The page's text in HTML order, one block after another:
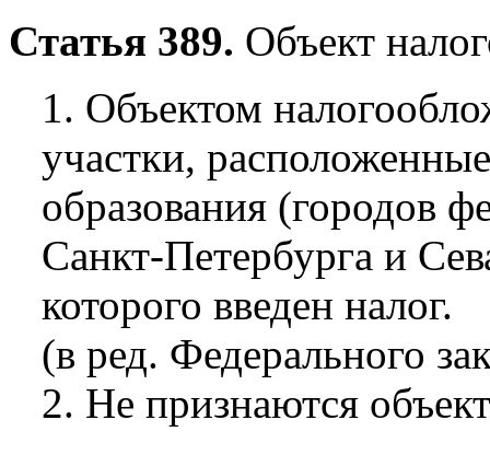
Статья 389. Объект
1. Объектом
участки,
образования (городов
Санкт-Петербурга и
которого введен налог.
(в ред. Федерального
2. Не признаются